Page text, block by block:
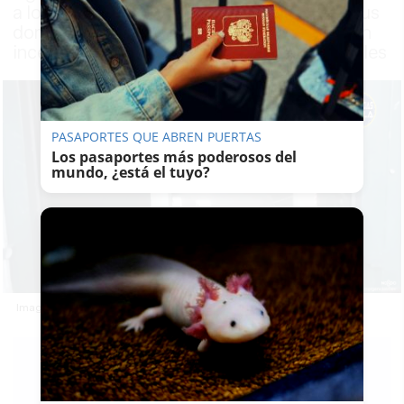
a los vecinos para que se mantuvieran en sus
domicilios. Se desconocen las causas de un
incendio que no ha causado daños materiales
Imagen del aparatoso incendio en Sevilla.
LAVOZDELSUR.ES
PASAPORTES QUE ABREN PUERTAS
Los pasaportes más poderosos del
mundo, ¿está el tuyo?